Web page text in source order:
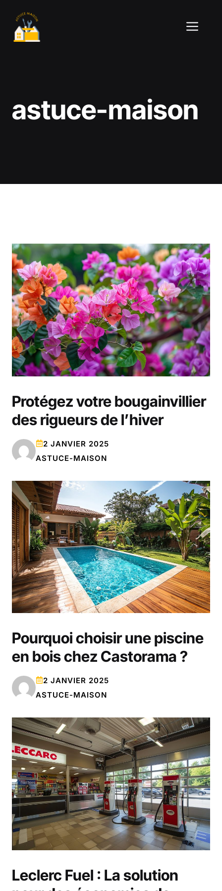
contenu
astuce-maison
Protégez votre bougainvillier
des rigueurs de l’hiver
2 JANVIER 2025
ASTUCE-MAISON
Pourquoi choisir une piscine
en bois chez Castorama ?
2 JANVIER 2025
ASTUCE-MAISON
Leclerc Fuel : La solution